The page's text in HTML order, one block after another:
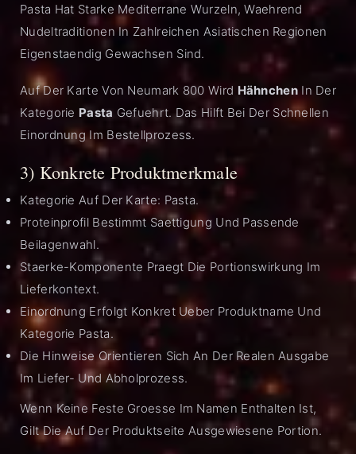
Pasta Hat Starke Mediterrane Wurzeln, Waehrend
Nudeltraditionen In Zahlreichen Asiatischen Regionen
Eigenstaendig Gewachsen Sind.
Auf Der Karte Von Neumark 800 Wird HähnchenIn Der
Kategorie Pasta Gefuehrt. Das Hilft Bei Der Schnellen
Einordnung Im Bestellprozess.
3) Konkrete Produktmerkmale
Kategorie Auf Der Karte: Pasta.
Proteinprofil Bestimmt Saettigung Und Passende
Beilagenwahl.
Staerke-Komponente Praegt Die Portionswirkung Im
Lieferkontext.
Einordnung Erfolgt Konkret Ueber Produktname Und
Kategorie Pasta.
Die Hinweise Orientieren Sich An Der Realen Ausgabe
Im Liefer- Und Abholprozess.
Wenn Keine Feste Groesse Im Namen Enthalten Ist,
Gilt Die Auf Der Produktseite Ausgewiesene Portion.